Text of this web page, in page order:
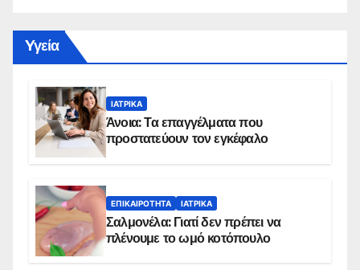
Yγεία
ΙΑΤΡΙΚΆ
Άνοια: Τα επαγγέλματα που
προστατεύουν τον εγκέφαλο
ΕΠΙΚΑΙΡΌΤΗΤΑ ΙΑΤΡΙΚΆ
Σαλμονέλα: Γιατί δεν πρέπει να
πλένουμε το ωμό κοτόπουλο